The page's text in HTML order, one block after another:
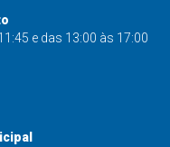
e das 13:00 às 17:00